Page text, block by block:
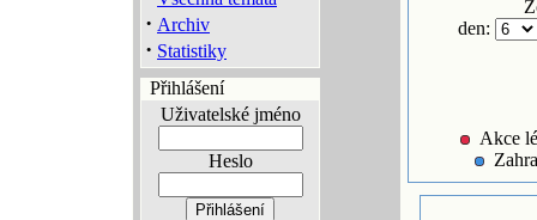
· Archiv
· Statistiky
Přihlášení
Uživatelské jméno
Heslo
den:
Akce